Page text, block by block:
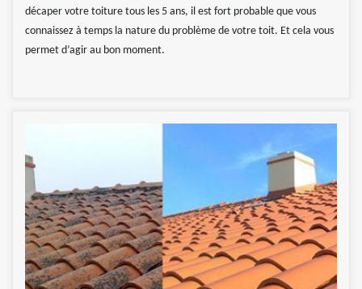
décaper votre toiture tous les 5 ans, il est fort probable que vous
connaissez à temps la nature du problème de votre toit. Et cela vous
permet d’agir au bon moment.